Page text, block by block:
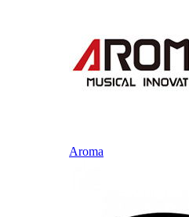
Aroma